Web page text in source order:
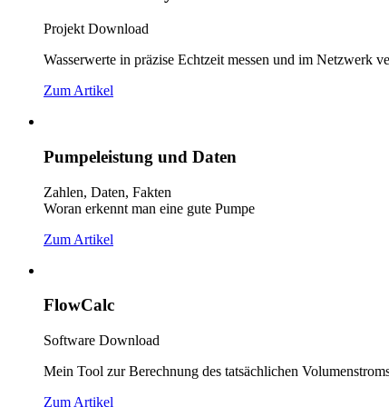
Projekt Download
Wasserwerte in präzise Echtzeit messen und im Netzwerk
Zum Artikel
Pumpeleistung und Daten
Zahlen, Daten, Fakten
Woran erkennt man eine gute Pumpe
Zum Artikel
FlowCalc
Software Download
Mein Tool zur Berechnung des tatsächlichen
Zum Artikel